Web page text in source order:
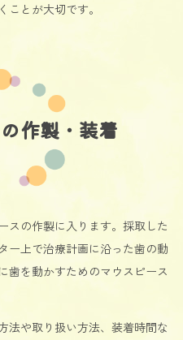
ことが大切です。
作製・装着
スの作製に入ります。採取した
ー上で治療計画に沿った歯の動
歯を動かすためのマウスピース
法や取り扱い方法、装着時間な